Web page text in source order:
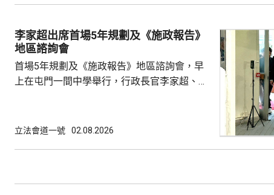
寡基於不同考量，將每名議員視為獨立「發言
個體」統計，容易忽略立法會內部政黨分工，
時...
李家超出席首場5年規劃及《施政報告》
地區諮詢會
首場5年規劃及《施政報告》地區諮詢會，早
上在屯門一間中學舉行，行政長官李家超、全
有意義，五年規劃是香港發展藍圖，提供方向
官每年需要匯報如何落實五年規劃，並按每年
立法會道一號 02.08.2026